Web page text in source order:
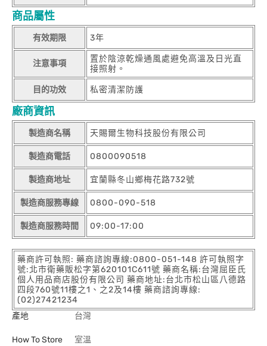
商品屬性
有效期限 3年
注意事項
置於陰涼乾燥通風處避免高溫及日光直
接照射。
目的功效 私密清潔防護
廠商資訊
製造商名稱 天賜爾生物科技股份有限公司
製造商電話 0800090518
製造商地址 宜蘭縣冬山鄉梅花路732號
製造商服務專線 0800-090-518
製造商服務時間 09:00-17:00
藥商許可執照: 藥商諮詢專線:0800-051-148 許可執照字
號:北市衛藥販松字第620101C611號 藥商名稱:台灣屈臣氏
個人用品商店股份有限公司 藥商地址:台北市松山區八德路
四段760號11樓之1、之2及14樓 藥商諮詢專線:
(02)27421234
產地
台灣
How To Store 室溫